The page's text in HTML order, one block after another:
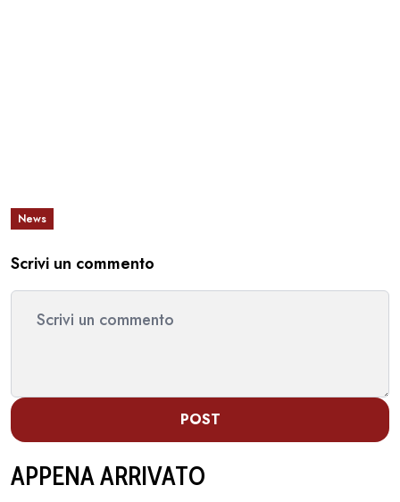
News
Scrivi un commento
POST
APPENA ARRIVATO